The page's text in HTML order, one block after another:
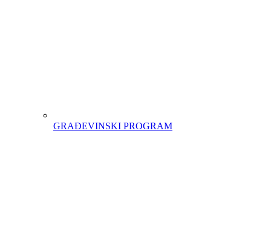
GRAĐEVINSKI PROGRAM